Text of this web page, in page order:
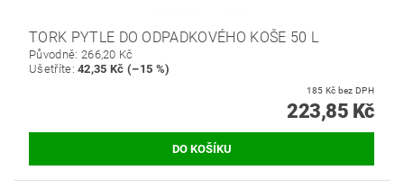
TORK PYTLE DO ODPADKOVÉHO KOŠE 50 L
Původně: 266,20 Kč
Ušetříte:42,35 Kč (–15 %)
185 Kč bez DPH
223,85 Kč